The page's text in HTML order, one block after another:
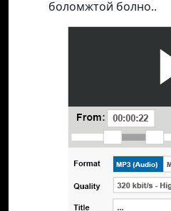
боломжтой болно..